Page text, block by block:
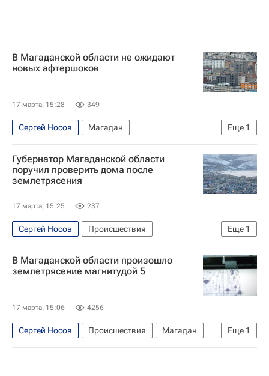
В Магаданской области не ожидают
новых афтершоков
17 марта, 15:28 349
Еще 1
Сергей Носов
Магадан
Магаданская область
Губернатор Магаданской области
поручил проверить дома после
землетрясения
17 марта, 15:25 237
Еще 1
Сергей Носов
Происшествия
Магаданская область
В Магаданской области произошло
землетрясение магнитудой 5
17 марта, 15:06 4256
Еще 1
Сергей Носов Происшествия
Магадан
Магаданская область